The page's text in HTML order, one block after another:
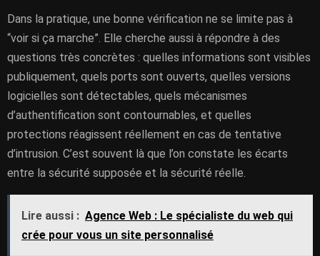
Dans la pratique, une bonne vérification ne se limite pas à
“voir si ça marche”. Elle cherche aussi à répondre à des
questions très concrètes : quelles informations sont visibles
publiquement, quels ports sont ouverts, quelles versions
logicielles sont détectables, quels mécanismes
d’authentification sont contournables, et quelles
protections réagissent réellement en cas de tentative
d’intrusion. C’est souvent là que l’on constate les écarts
entre la sécurité supposée et la sécurité réelle.
Lire aussi : Agence Web : Le spécialiste du web qui
crée pour vous un site personnalisé